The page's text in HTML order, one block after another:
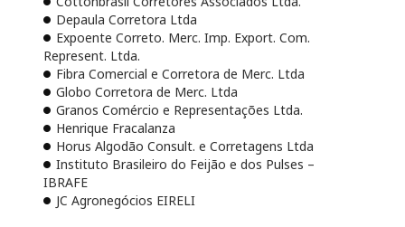
Depaula Corretora Ltda
Expoente Correto. Merc. Imp. Export. Com.
Represent. Ltda.
Fibra Comercial e Corretora de Merc. Ltda
Globo Corretora de Merc. Ltda
Granos Comércio e Representações Ltda.
Henrique Fracalanza
Horus Algodão Consult. e Corretagens Ltda
Instituto Brasileiro do Feijão e dos Pulses –
IBRAFE
JC Agronegócios EIRELI